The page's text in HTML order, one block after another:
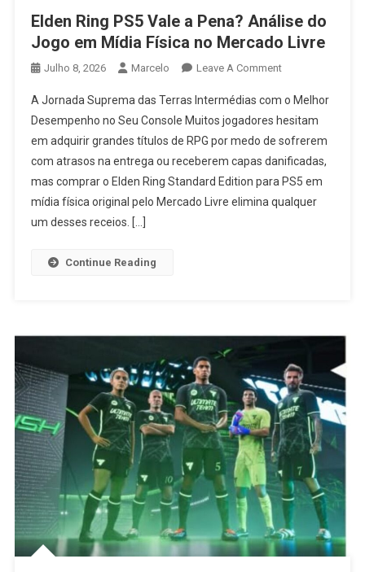
Elden Ring PS5 Vale a Pena? Análise do
Jogo em Mídia Física no Mercado Livre
Julho 8, 2026 Marcelo Leave A CommentOn
Ring
PS5
Vale
A
Pena?
Análise
A Jornada Suprema das Terras Intermédias com o Melhor
Desempenho no Seu Console Muitos jogadores hesitam
em adquirir grandes títulos de RPG por medo de sofrerem
com atrasos na entrega ou receberem capas danificadas,
mas comprar o Elden Ring Standard Edition para PS5 em
mídia física original pelo Mercado Livre elimina qualquer
um desses receios. […]
Continue Reading